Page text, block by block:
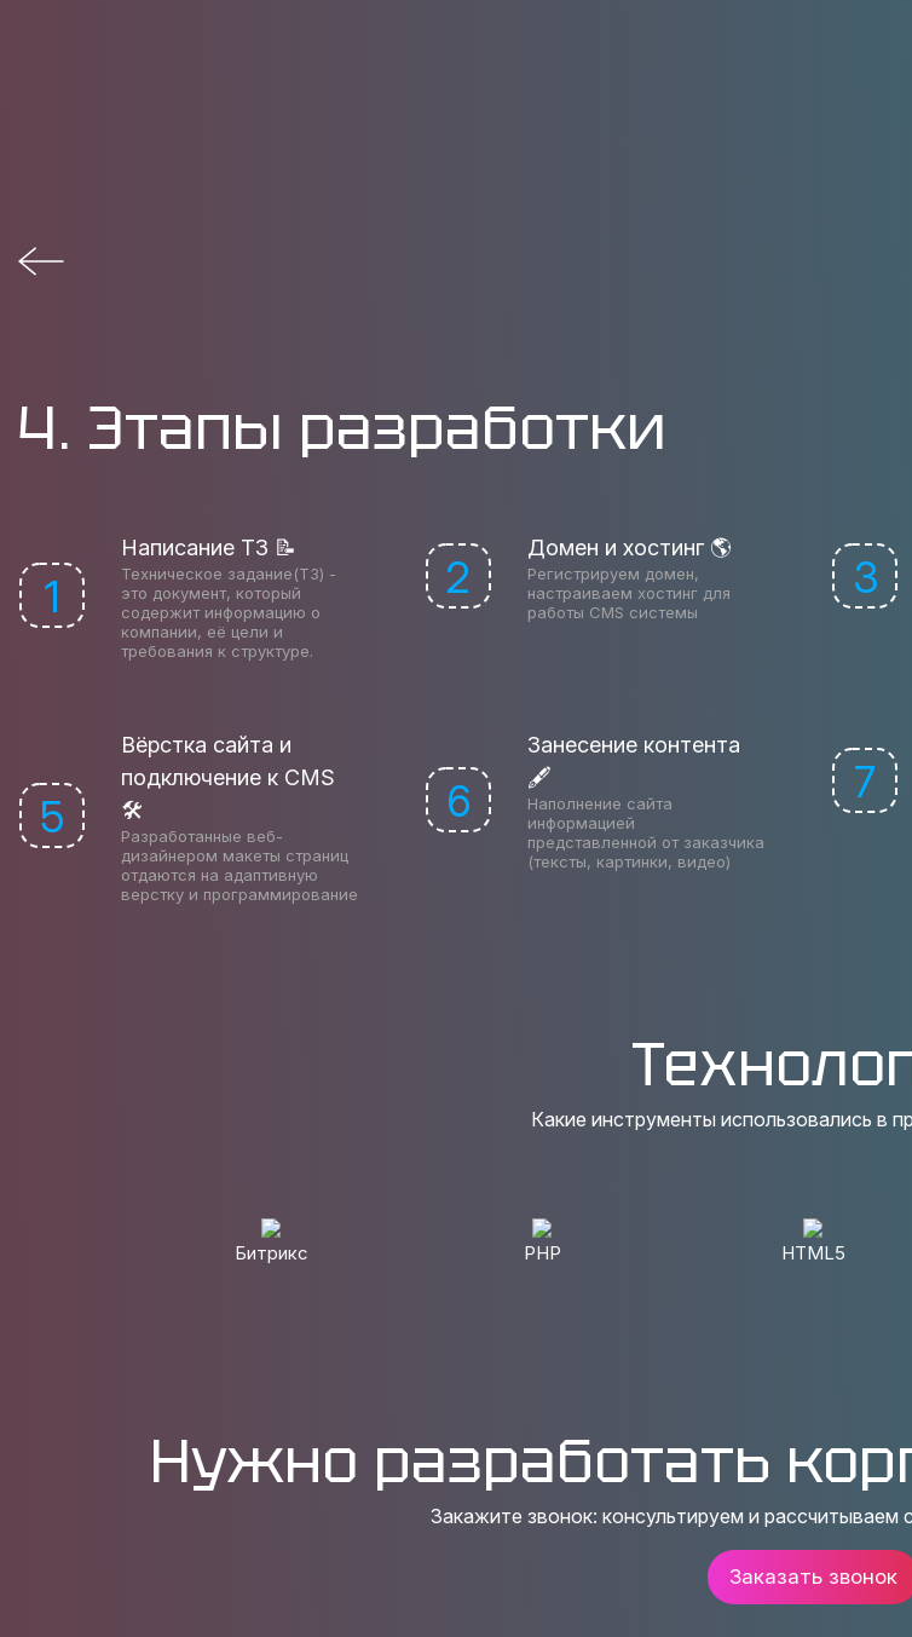
4. Этапы разработки
1
Написание ТЗ 📝
Техническое задание(ТЗ) -
это документ, который
содержит информацию о
компании, её цели и
требования к структуре.
2
Домен и хостинг 🌎
Регистрируем домен,
настраиваем хостинг для
работы CMS системы
3
5
Вёрстка сайта и
подключение к CMS
🛠
Разработанные веб-
дизайнером макеты страниц
отдаются на адаптивную
верстку и программирование
6
Занесение контента
🖋
Наполнение сайта
информацией
представленной от заказчика
(тексты, картинки, видео)
7
Какие инструменты использовались в
Битрикс PHP HTML5
Нужно разработать
Закажите звонок: консультируем и рассчитываем
Заказать звонок